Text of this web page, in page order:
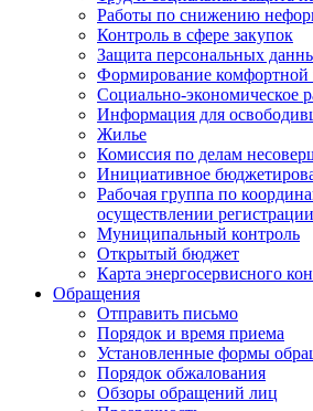
Работы по снижению
Контроль в сфере закупок
Защита персональных
Формирование комфортной
Социально-экономическое
Информация для
Жилье
Комиссия по делам
Инициативное
Рабочая группа по
осуществлении
Муниципальный контроль
Открытый бюджет
Карта энергосервисного
Обращения
Отправить письмо
Порядок и время приема
Установленные формы
Порядок обжалования
Обзоры обращений лиц